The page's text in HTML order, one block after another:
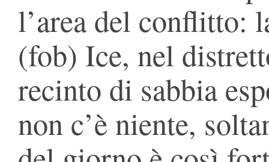
l’area del conflitto:
(fob) Ice, nel
recinto di sabbia
non c’è niente,